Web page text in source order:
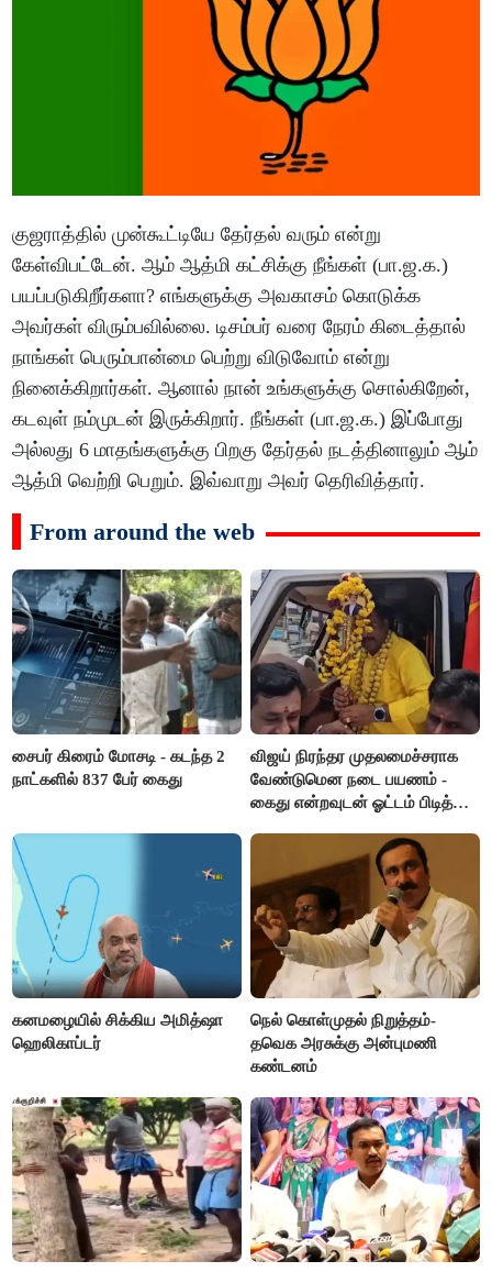
குஜராத்தில் முன்கூட்டியே தேர்தல் வரும் என்று
கேள்விபட்டேன். ஆம் ஆத்மி கட்சிக்கு நீங்கள் (பா.ஜ.க.)
பயப்படுகிறீர்களா? எங்களுக்கு அவகாசம் கொடுக்க
அவர்கள் விரும்பவில்லை. டிசம்பர் வரை நேரம் கிடைத்தால்
நாங்கள் பெரும்பான்மை பெற்று விடுவோம் என்று
நினைக்கிறார்கள். ஆனால் நான் உங்களுக்கு சொல்கிறேன்,
கடவுள் நம்முடன் இருக்கிறார். நீங்கள் (பா.ஜ.க.) இப்போது
அல்லது 6 மாதங்களுக்கு பிறகு தேர்தல் நடத்தினாலும் ஆம்
ஆத்மி வெற்றி பெறும். இவ்வாறு அவர் தெரிவித்தார்.
From around the web
சைபர் கிரைம் மோசடி - கடந்த 2
நாட்களில் 837 பேர் கைது
விஜய் நிரந்தர முதலமைச்சராக
வேண்டுமென நடை பயணம் -
கைது என்றவுடன் ஓட்டம் பிடித்த
கனமழையில் சிக்கிய அமித்ஷா
ஹெலிகாப்டர்
நெல் கொள்முதல் நிறுத்தம்-
தவெக அரசுக்கு அன்புமணி
கண்டனம்